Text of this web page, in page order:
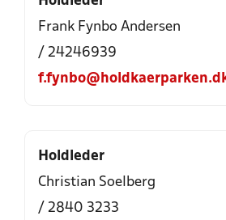
Frank Fynbo Andersen
/ 24246939
Holdleder
Christian Soelberg
/ 2840 3233